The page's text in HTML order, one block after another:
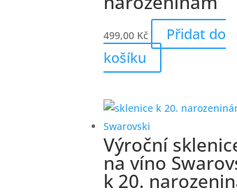
499,00 Kč
Přidat do
košíku
Výroční
na víno
k 20.